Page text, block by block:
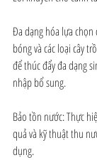
Đa dạng hóa lựa chọn
bóng và các loại cây
để thúc đẩy đa dạng
nhập bổ sung.
Bảo tồn nước: Thực
quả và kỹ thuật thu
dụng.